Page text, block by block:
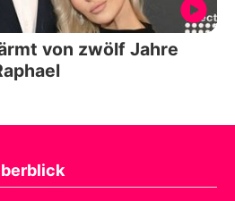
von zwölf Jahre